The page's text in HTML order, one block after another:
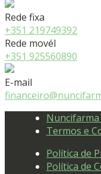
Rede fixa
+351 219749392
Rede movél
+351 925560890
E-mail
Termos e
Política de
Política de